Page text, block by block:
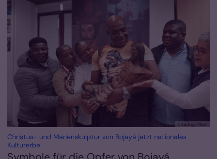
© Santiago Marín
Christus- und Marienskulptur von Bojayá jetzt nationales
Kulturerbe